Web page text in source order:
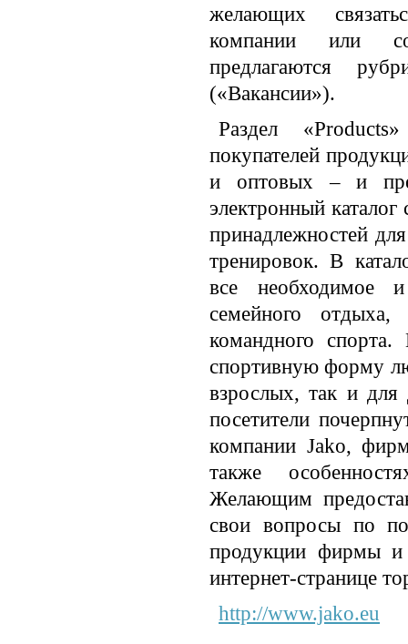
желающих
компании или
предлагаются
(«Вакансии»).
Раздел
покупателей
и оптовых – и
электронный
принадлежностей
тренировок. В
все необходимое
семейного отдыха,
командного
спортивную форму
взрослых, так и для
посетители
компании Jako,
также
Желающим
свои вопросы по
продукции фирмы и
интернет-странице
http://www.jako.eu